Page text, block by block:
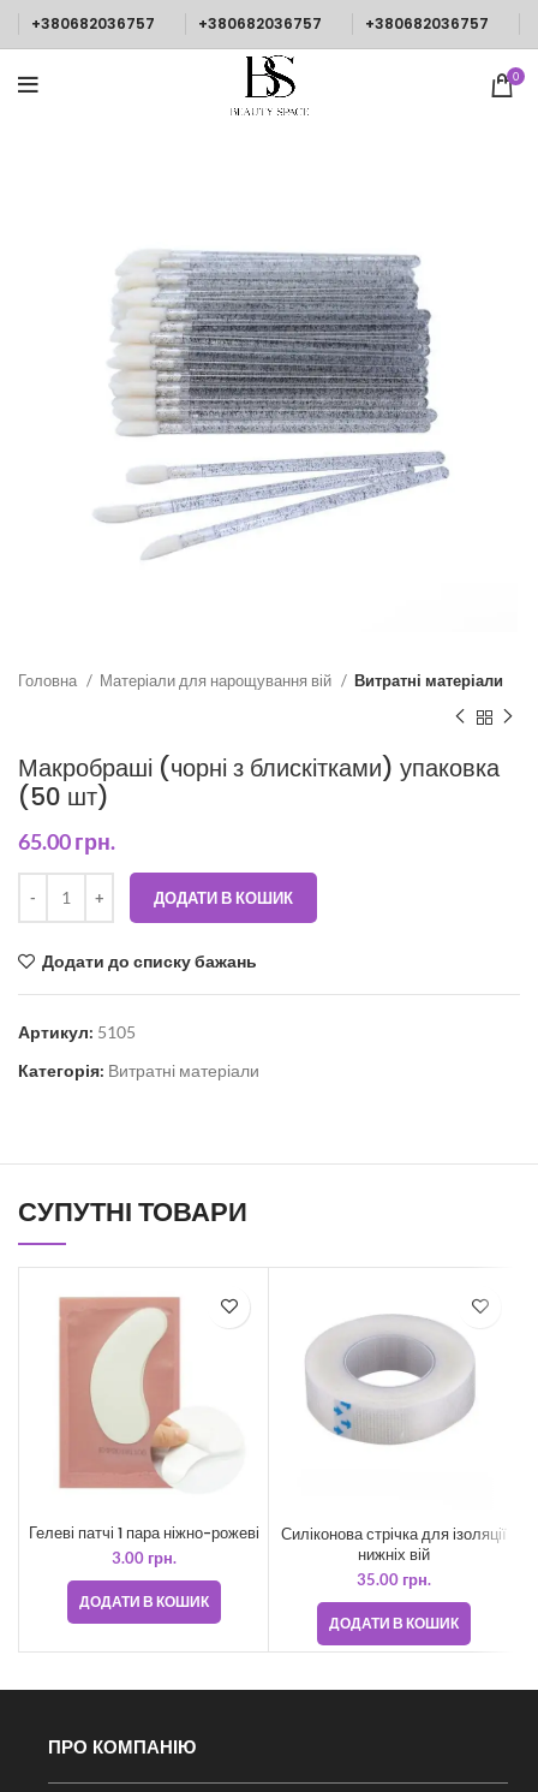
+380682036757 +380682036757 +380682036757
0
Головна Матеріали для нарощування вій Витратні матеріали
Макробраші (чорні з блискітками) упаковка
(50 шт)
65.00грн.
ДОДАТИ В КОШИК
Додати до списку бажань
Артикул: 5105
Категорія: Витратні матеріали
СУПУТНІ ТОВАРИ
Гелеві патчі 1 пара ніжно-рожеві
3.00 грн.
ДОДАТИ В КОШИК
Силіконова стрічка для ізоляції
нижніх вій
35.00 грн.
ДОДАТИ В КОШИК
ПРО КОМПАНІЮ